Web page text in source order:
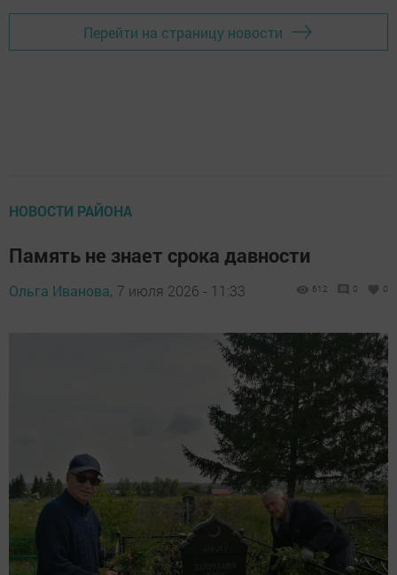
Перейти на страницу новости
НОВОСТИ РАЙОНА
Память не знает срока давности
Ольга Иванова, 7 июля 2026 - 11:33 612 0 0